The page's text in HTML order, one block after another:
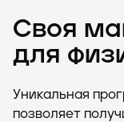
Своя
для
Уникальная
позволяет